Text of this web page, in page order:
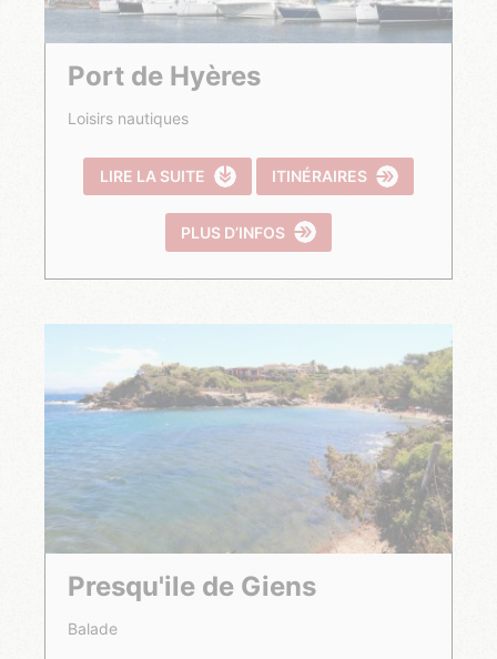
Port de Hyères
Loisirs nautiques
LIRE LA SUITE ITINÉRAIRES
PLUS D’INFOS
Presqu'ile de Giens
Balade